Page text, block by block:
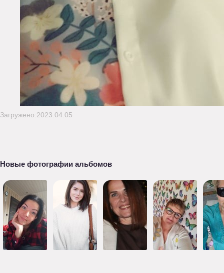
Загружено:2023.04.05
Новые фотографии альбомов